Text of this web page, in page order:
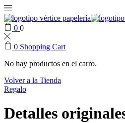
0 0
0 Shopping Cart
No hay productos en el carro.
Volver a la Tienda
Regalo
Detalles